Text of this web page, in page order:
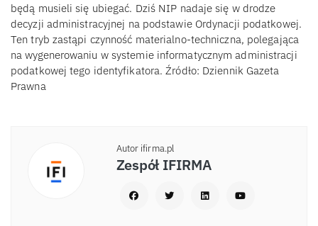
będą musieli się ubiegać. Dziś NIP nadaje się w drodze
decyzji administracyjnej na podstawie Ordynacji podatkowej.
Ten tryb zastąpi czynność materialno-techniczna, polegająca
na wygenerowaniu w systemie informatycznym administracji
podatkowej tego identyfikatora. Źródło: Dziennik Gazeta
Prawna
Autor ifirma.pl
Zespół IFIRMA